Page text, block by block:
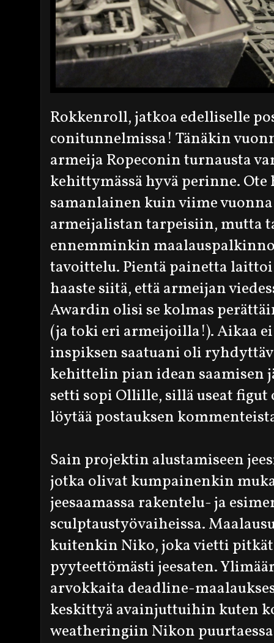
Rokkenroll, jatkoa edelliselle
conitunnelmissa! Tänäkin
armeija Ropeconin turnausta
kehittymässä hyvä perinne. Ote
samanlainen kuin viime
armeijalistan tarpeisiin, mutta
ennemminkin
tavoittelu. Pientä painetta
haaste siitä, että armeijan
Awardin olisi se kolmas
(ja toki eri armeijoilla!). Aikaa
inspiksen saatuani oli
kehittelin pian idean saamisen
setti sopi Ollille, sillä useat
löytää postauksen
Sain projektin alustamiseen
jotka olivat kumpainenkin
jeesaamassa rakentelu- ja
sculptaustyövaiheissa.
kuitenkin Niko, joka vietti
pyyteettömästi jeesaten.
arvokkaita deadline-
keskittyä avainjuttuihin kuten
weatheringiin Nikon